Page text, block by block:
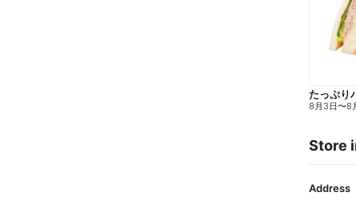
たっぷり
8月3日〜8
Store
Address